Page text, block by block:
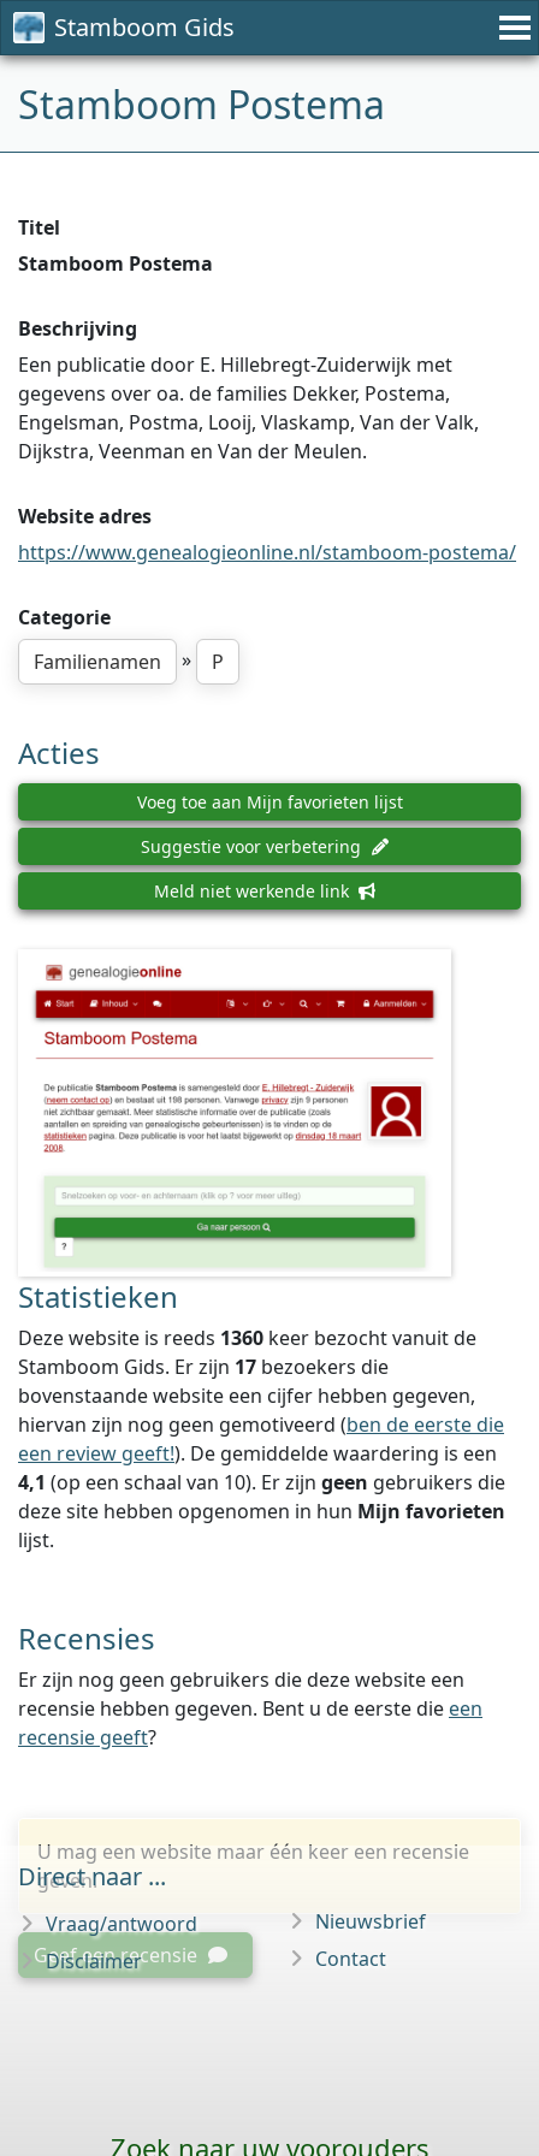
Stamboom Gids
Stamboom Postema
Titel
Stamboom Postema
Beschrijving
Een publicatie door E. Hillebregt-Zuiderwijk met
gegevens over oa. de families Dekker, Postema,
Engelsman, Postma, Looij, Vlaskamp, Van der Valk,
Dijkstra, Veenman en Van der Meulen.
Website adres
https://www.genealogieonline.nl/stamboom-postema/
Categorie
Familienamen
» P
Acties
Voeg toe aan Mijn favorieten lijst
Suggestie voor verbetering
Meld niet werkende link
Statistieken
Deze website is reeds 1360 keer bezocht vanuit de
Stamboom Gids. Er zijn 17 bezoekers die
bovenstaande website een cijfer hebben gegeven,
hiervan zijn nog geen gemotiveerd (ben de eerste die
een review geeft!). De gemiddelde waardering is een
4,1 (op een schaal van 10). Er zijn geen gebruikers die
deze site hebben opgenomen in hun Mijn favorieten
lijst.
Recensies
Er zijn nog geen gebruikers die deze website een
recensie hebben gegeven. Bent u de eerste die een
recensie geeft?
U mag een website maar één keer een recensie
geven.
Geef een recensie
Direct naar ...
Vraag/antwoord
Disclaimer
Nieuwsbrief
Contact
Zoek naar uw voorouders